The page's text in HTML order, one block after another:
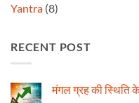
Yantra (8)
RECENT POST
मंगल ग्रह की स्थिति